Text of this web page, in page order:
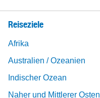
Reiseziele
Afrika
Australien / Ozeanien
Indischer Ozean
Naher und Mittlerer Osten